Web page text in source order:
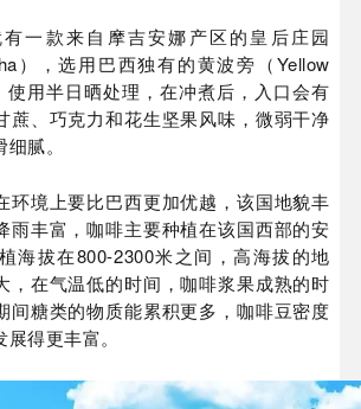
一款来自摩吉安娜产区的皇后庄园
），选用巴西独有的黄波旁（Yellow
使用半日晒处理，在冲煮后，入口会有
蔗、巧克力和花生坚果风味，微弱干净
腻。
环境上要比巴西更加优越，该国地貌丰
雨丰富，咖啡主要种植在该国西部的安
海拔在800-2300米之间，高海拔的地
，在气温低的时间，咖啡浆果成熟的时
间糖类的物质能累积更多，咖啡豆密度
得更丰富。